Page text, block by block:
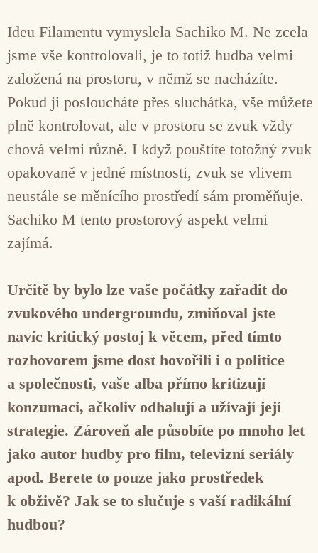
Ideu Filamentu vymyslela Sachiko M. Ne zcela
jsme vše kontrolovali, je to totiž hudba velmi
založená na prostoru, v němž se nacházíte.
Pokud ji posloucháte přes sluchátka, vše můžete
plně kontrolovat, ale v prostoru se zvuk vždy
chová velmi různě. I když pouštíte totožný zvuk
opakovaně v jedné místnosti, zvuk se vlivem
neustále se měnícího prostředí sám proměňuje.
Sachiko M tento prostorový aspekt velmi
zajímá.
Určitě by bylo lze vaše počátky zařadit do
zvukového undergroundu, zmiňoval jste
navíc kritický postoj k věcem, před tímto
rozhovorem jsme dost hovořili i o politice
a společnosti, vaše alba přímo kritizují
konzumaci, ačkoliv odhalují a užívají její
strategie. Zároveň ale působíte po mnoho let
jako autor hudby pro film, televizní seriály
apod. Berete to pouze jako prostředek
k obživě? Jak se to slučuje s vaší radikální
hudbou?